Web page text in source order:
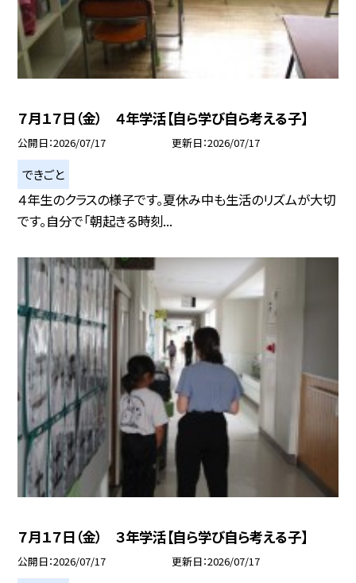
７月１７日（金） ４年学活【自ら学び自ら考える子】
公開日 2026/07/17 更新日 2026/07/17
できごと
４年生のクラスの様子です。夏休み中も生活のリズムが大切
です。自分で「朝起きる時刻...
７月１７日（金） ３年学活【自ら学び自ら考える子】
公開日 2026/07/17 更新日 2026/07/17